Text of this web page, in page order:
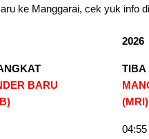
ke Manggarai, cek yuk info
2026
BARU
TIBA
(MRI)
04:55